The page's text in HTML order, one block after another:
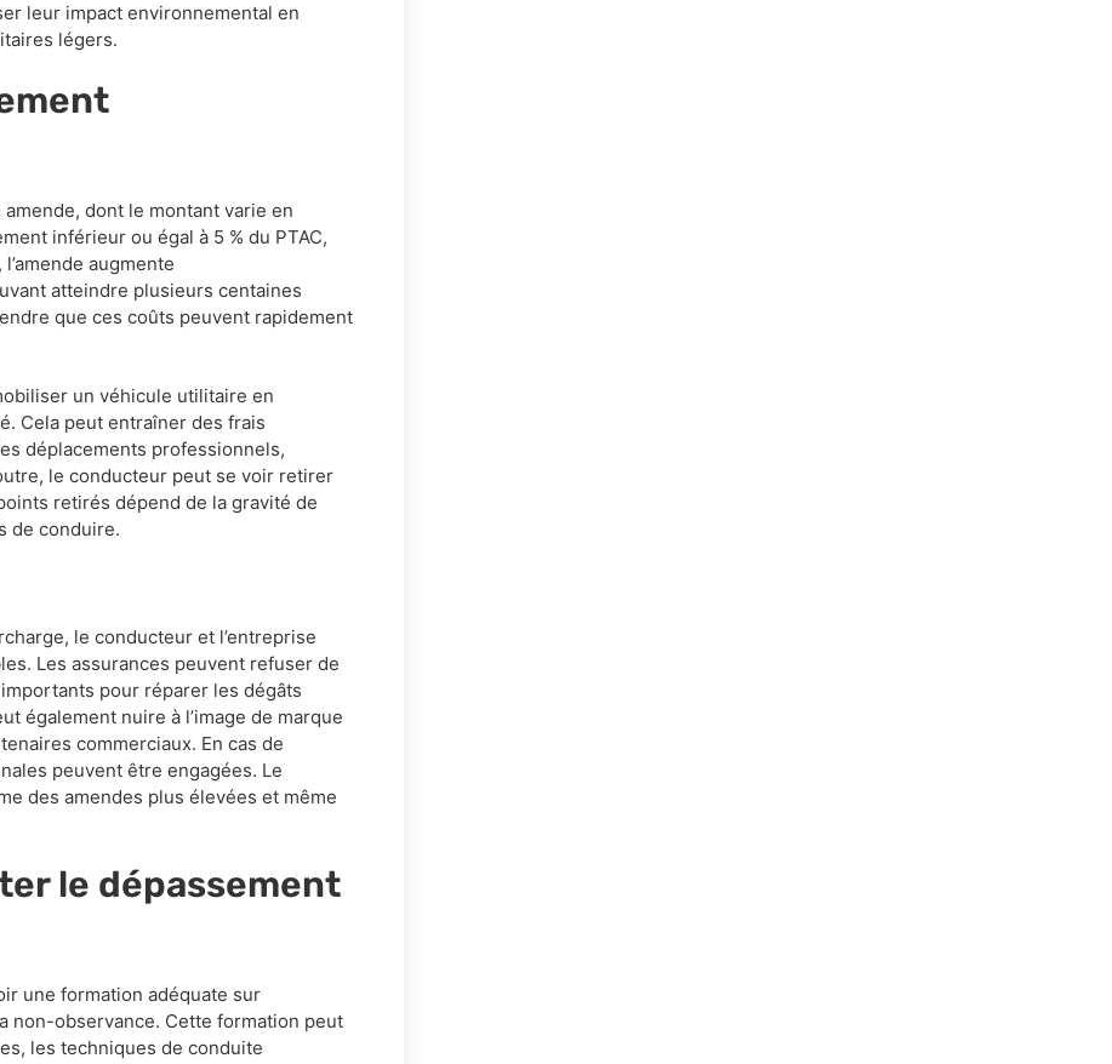
leur impact environnemental en
légers.
amende, dont le montant varie en
inférieur ou égal à 5 % du PTAC,
augmente
atteindre plusieurs centaines
que ces coûts peuvent rapidement
un véhicule utilitaire en
Cela peut entraîner des frais
déplacements professionnels,
le conducteur peut se voir retirer
retirés dépend de la gravité de
de conduire.
le conducteur et l’entreprise
Les assurances peuvent refuser de
pour réparer les dégâts
également nuire à l’image de marque
commerciaux. En cas de
peuvent être engagées. Le
des amendes plus élevées et même
le dépassement
une formation adéquate sur
non-observance. Cette formation peut
les techniques de conduite